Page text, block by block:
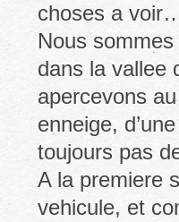
choses a
Nous
dans la vallee
apercevons
enneige,
toujours pas
A la premiere
vehicule, et